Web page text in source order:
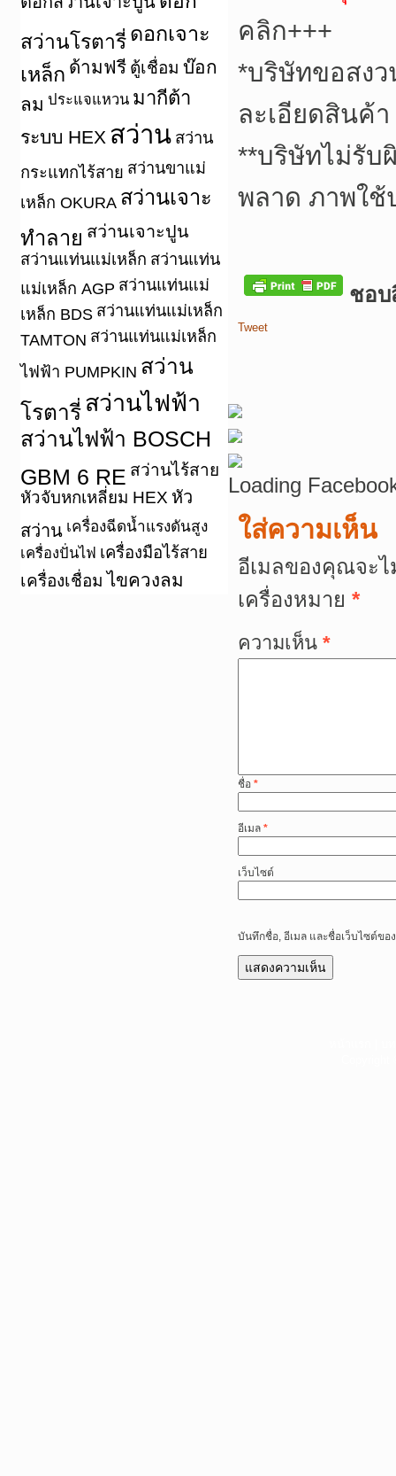
สว่านโรตารี่ ดอกเจาะ
เหล็ก ด้ามฟรี ตู้เชื่อม บ๊อก
ลม ประแจแหวน มากีต้า
ระบบ HEX สว่าน สว่าน
กระแทกไร้สาย สว่านขาแม่
เหล็ก OKURA สว่านเจาะ
ทำลาย สว่านเจาะปูน
สว่านแท่นแม่เหล็ก สว่านแท่น
แม่เหล็ก AGP สว่านแท่นแม่
เหล็ก BDS สว่านแท่นแม่เหล็ก
TAMTON สว่านแท่นแม่เหล็ก
ไฟฟ้า PUMPKIN สว่าน
โรตารี่ สว่านไฟฟ้า
สว่านไฟฟ้า BOSCH
GBM 6 RE สว่านไร้สาย
หัวจับหกเหลี่ยม HEX หัว
สว่าน เครื่องฉีดน้ำแรงดันสูง
เครื่องปั่นไฟ เครื่องมือไร้สาย
เครื่องเชื่อม ไขควงลม
คลิก+++
*บริษัทขอสงว
ละเอียดสินค้
**บริษัทไม่รับ
พลาด ภาพใ
ชอบ
Tweet
Loading
ใส่ความเห็น
อีเมลของคุณจะ
เครื่องหมาย *
ความเห็น *
ชื่อ *
อีเมล *
เว็บไซต์
บันทึกชื่อ, อีเมล และชื่อเว็บไซต์ขอ